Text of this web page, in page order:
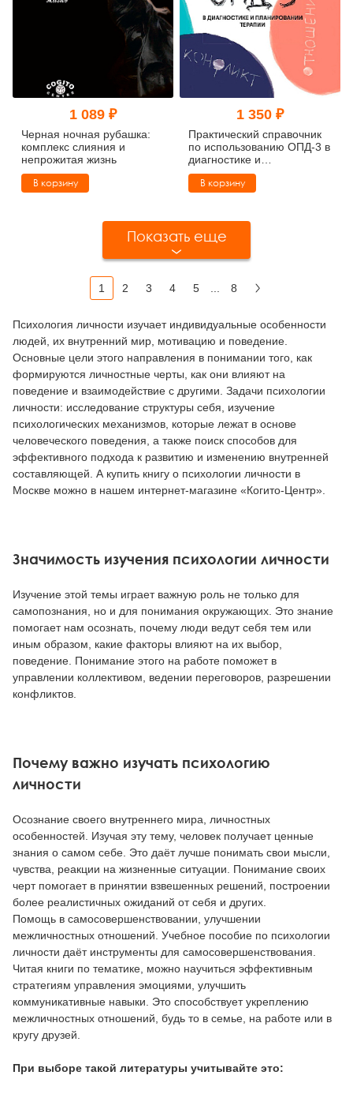
1 089 ₽
Черная ночная рубашка:
комплекс слияния и
непрожитая жизнь
В корзину
1 350 ₽
Практический справочник
по использованию ОПД-3 в
диагностике и
планировании терапии
В корзину
Показать еще
1 2 3 4 5 8
Психология личности изучает индивидуальные особенности
людей, их внутренний мир, мотивацию и поведение.
Основные цели этого направления в понимании того, как
формируются личностные черты, как они влияют на
поведение и взаимодействие с другими. Задачи психологии
личности: исследование структуры себя, изучение
психологических механизмов, которые лежат в основе
человеческого поведения, а также поиск способов для
эффективного подхода к развитию и изменению внутренней
составляющей. А купить книгу о психологии личности в
Москве можно в нашем интернет-магазине «Когито-Центр».
Значимость изучения психологии личности
Изучение этой темы играет важную роль не только для
самопознания, но и для понимания окружающих. Это знание
помогает нам осознать, почему люди ведут себя тем или
иным образом, какие факторы влияют на их выбор,
поведение. Понимание этого на работе поможет в
управлении коллективом, ведении переговоров, разрешении
конфликтов.
Почему важно изучать психологию
личности
Осознание своего внутреннего мира, личностных
особенностей. Изучая эту тему, человек получает ценные
знания о самом себе. Это даёт лучше понимать свои мысли,
чувства, реакции на жизненные ситуации. Понимание своих
черт помогает в принятии взвешенных решений, построении
более реалистичных ожиданий от себя и других.
Помощь в самосовершенствовании, улучшении
межличностных отношений. Учебное пособие по психологии
личности даёт инструменты для самосовершенствования.
Читая книги по тематике, можно научиться эффективным
стратегиям управления эмоциями, улучшить
коммуникативные навыки. Это способствует укреплению
межличностных отношений, будь то в семье, на работе или в
кругу друзей.
При выборе такой литературы учитывайте это: